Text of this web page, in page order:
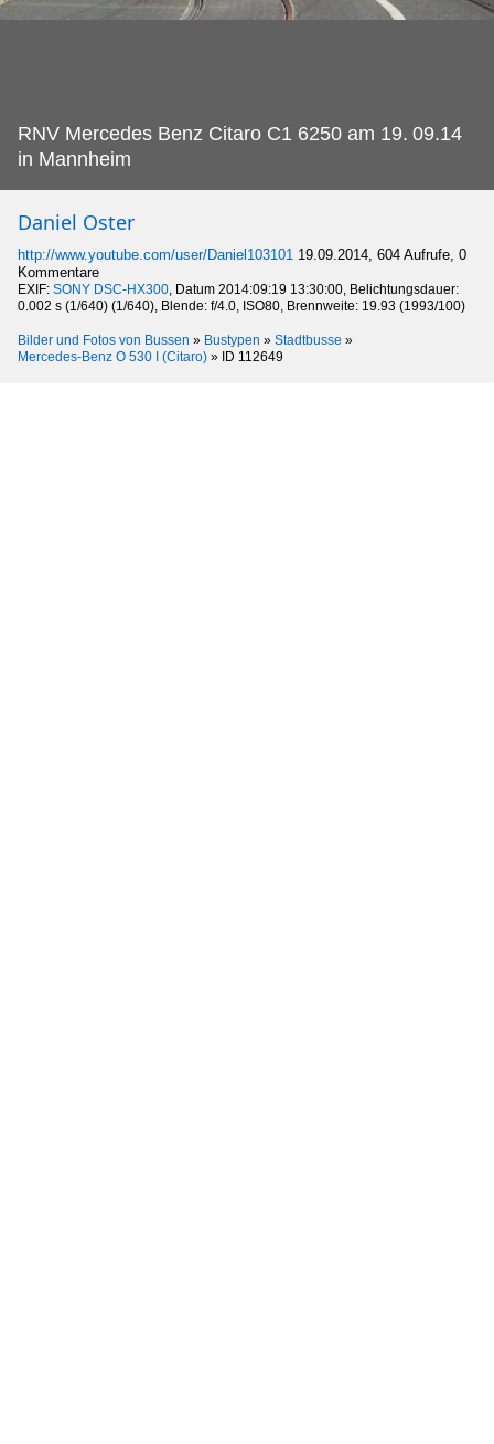
RNV Mercedes Benz Citaro C1 6250 am 19. 09.14
in Mannheim
Daniel Oster
http://www.youtube.com/user/Daniel103101 19.09.2014, 604 Aufrufe, 0
Kommentare
EXIF: SONY DSC-HX300, Datum 2014:09:19 13:30:00, Belichtungsdauer:
0.002 s (1/640) (1/640), Blende: f/4.0, ISO80, Brennweite: 19.93 (1993/100)
Bilder und Fotos von Bussen » Bustypen » Stadtbusse »
Mercedes-Benz O 530 I (Citaro) » ID 112649